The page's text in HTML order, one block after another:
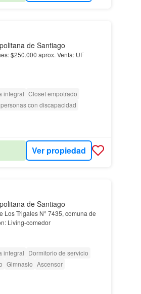
de Santiago
$250.000 aprox. Venta: UF
integral Closet empotrado
con discapacidad
Ver propiedad
de Santiago
Trigales N° 7435, comuna de
, sector residencial y tranquilo, cuenta con: Living-comedor
integral Dormitorio de servicio
Gimnasio Ascensor